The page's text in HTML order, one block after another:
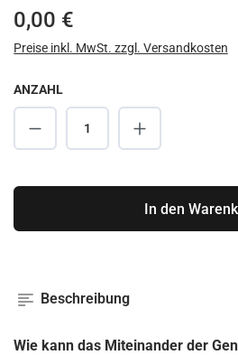
Regulärer Preis:
0,00 €
Preise inkl. MwSt. zzgl. Versandkosten
ANZAHL
Produkt Anzahl: Gib
In den
Beschreibung
Wie kann das Miteinander der